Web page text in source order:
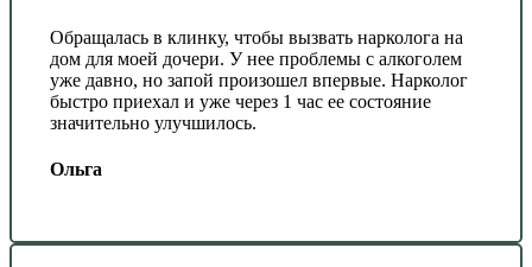
Обращалась в клинку, чтобы вызвать нарколога на
дом для моей дочери. У нее проблемы с алкоголем
уже давно, но запой произошел впервые. Нарколог
быстро приехал и уже через 1 час ее состояние
значительно улучшилось.
Ольга